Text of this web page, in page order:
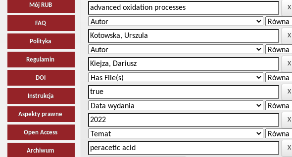
Mój RUB
FAQ
Polityka
Regulamin
DOI
Instrukcja
Aspekty prawne
Open Access
Archiwum